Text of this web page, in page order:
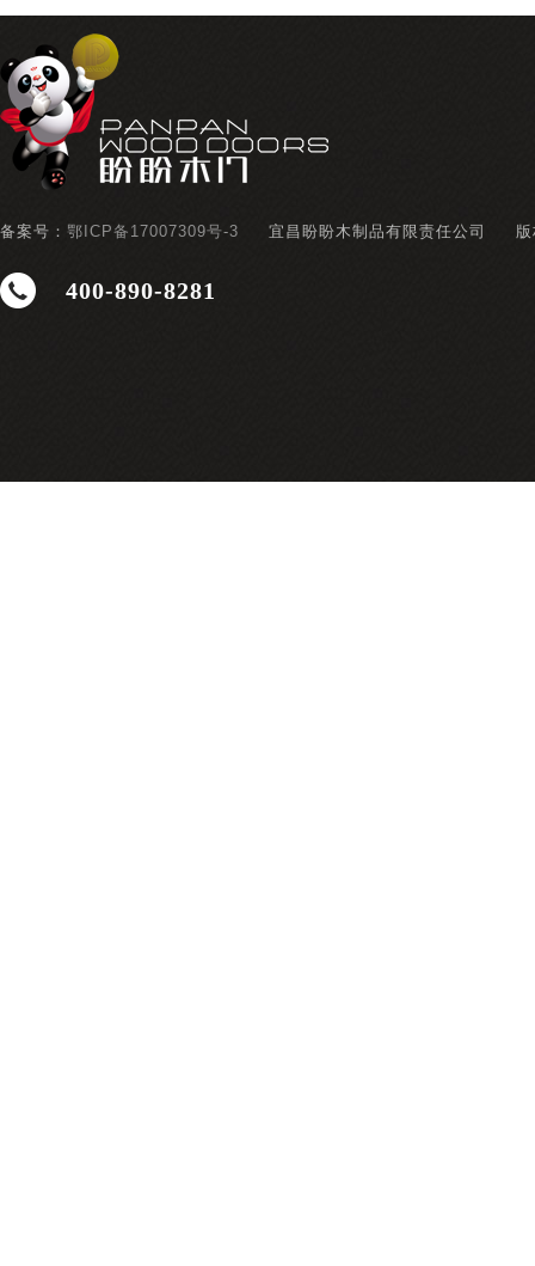
备案号： 鄂ICP备17007309号-3 宜昌盼盼木制品有限责任公司
400-890-8281